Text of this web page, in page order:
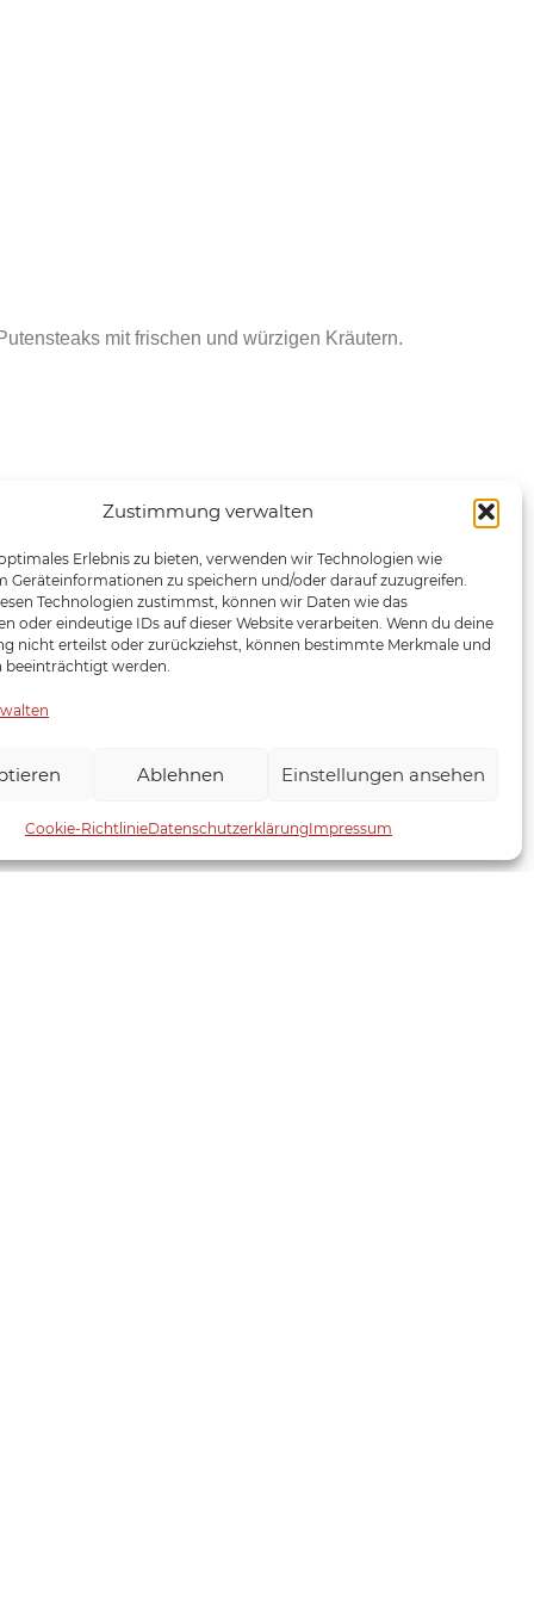
Zustimmung verwalten
Erlebnis zu bieten, verwenden wir Technologien wie
Geräteinformationen zu speichern und/oder darauf zuzugreifen.
Technologien zustimmst, können wir Daten wie das
oder eindeutige IDs auf dieser Website verarbeiten. Wenn du deine
nicht erteilst oder zurückziehst, können bestimmte Merkmale und
beeinträchtigt werden.
Ablehnen Einstellungen ansehen
Cookie-RichtlinieDatenschutzerklärungImpressum
mit frischen und würzigen Kräutern.
enthalten.